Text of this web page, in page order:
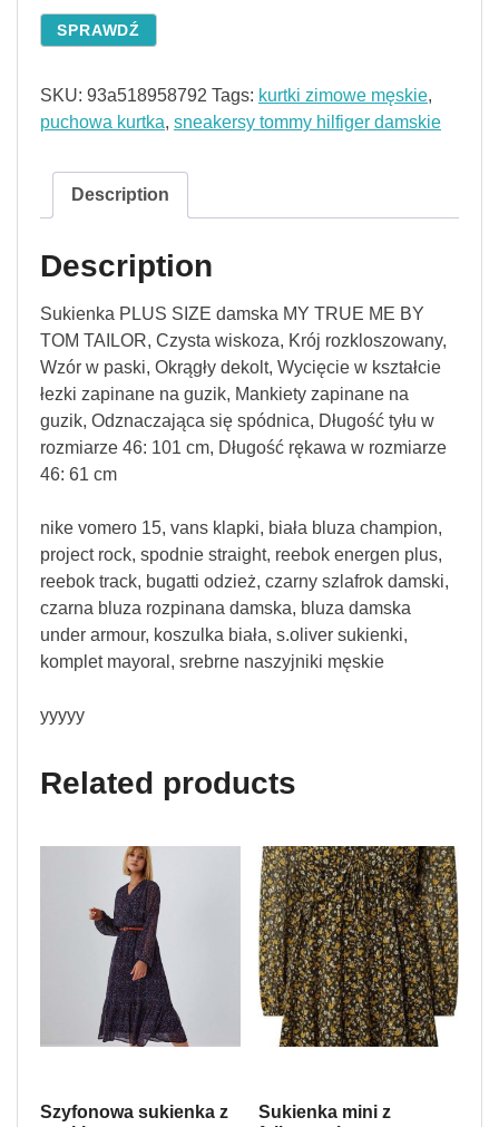
SPRAWDŹ
SKU: 93a518958792 Tags: kurtki zimowe męskie,
puchowa kurtka, sneakersy tommy hilfiger damskie
Description
Description
Sukienka PLUS SIZE damska MY TRUE ME BY
TOM TAILOR, Czysta wiskoza, Krój rozkloszowany,
Wzór w paski, Okrągły dekolt, Wycięcie w kształcie
łezki zapinane na guzik, Mankiety zapinane na
guzik, Odznaczająca się spódnica, Długość tyłu w
rozmiarze 46: 101 cm, Długość rękawa w rozmiarze
46: 61 cm
nike vomero 15, vans klapki, biała bluza champion,
project rock, spodnie straight, reebok energen plus,
reebok track, bugatti odzież, czarny szlafrok damski,
czarna bluza rozpinana damska, bluza damska
under armour, koszulka biała, s.oliver sukienki,
komplet mayoral, srebrne naszyjniki męskie
yyyyy
Related products
Szyfonowa sukienka z
Sukienka mini z